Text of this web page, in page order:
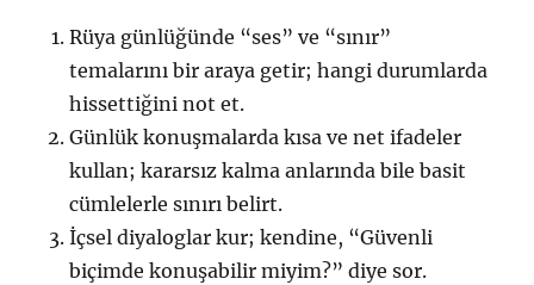
Rüya günlüğünde “ses” ve “sınır”
temalarını bir araya getir; hangi durumlarda
hissettiğini not et.
Günlük konuşmalarda kısa ve net ifadeler
kullan; kararsız kalma anlarında bile basit
cümlelerle sınırı belirt.
İçsel diyaloglar kur; kendine, “Güvenli
biçimde konuşabilir miyim?” diye sor.